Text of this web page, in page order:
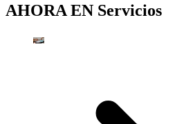
AHORA EN Servicios